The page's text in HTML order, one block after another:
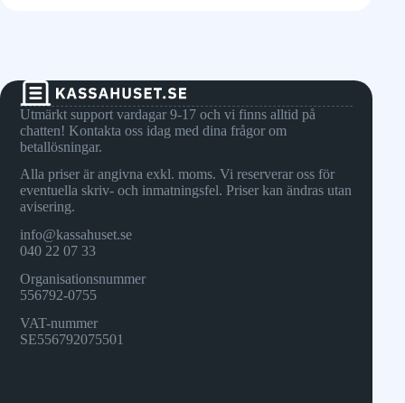
Utmärkt support vardagar 9-17 och vi finns alltid på
chatten! Kontakta oss idag med dina frågor om
betallösningar.
Alla priser är angivna exkl. moms. Vi reserverar oss för
eventuella skriv- och inmatningsfel. Priser kan ändras utan
avisering.
info@kassahuset.se
040 22 07 33
Organisationsnummer
556792-0755
VAT-nummer
SE556792075501